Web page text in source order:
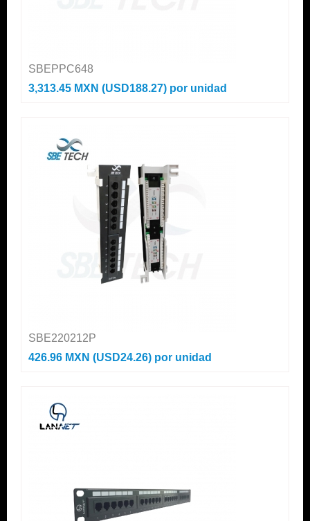
SBEPPC648
3,313.45 MXN (USD188.27) por unidad
SBE220212P
426.96 MXN (USD24.26) por unidad